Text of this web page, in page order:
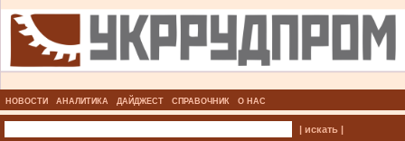
НОВОСТИ АНАЛИТИКА ДАЙДЖЕСТ СПРАВОЧНИК О НАС
| искать |